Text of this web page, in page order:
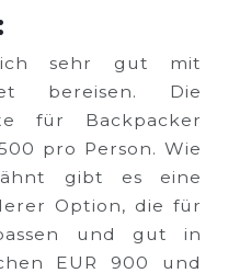
sehr gut mit
bereisen. Die
für Backpacker
pro Person. Wie
gibt es eine
Option, die für
und gut in
EUR 900 und